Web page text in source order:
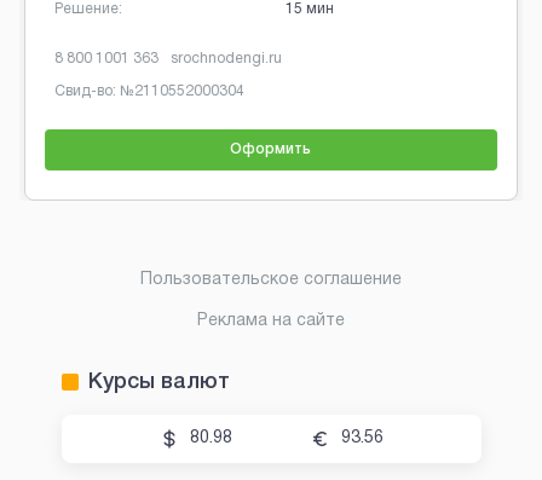
Решение: 15 мин
8 800 1001 363 srochnodengi.ru
Свид-во: №2110552000304
Оформить
Пользовательское соглашение
Реклама на сайте
Курсы валют
80.98 93.56